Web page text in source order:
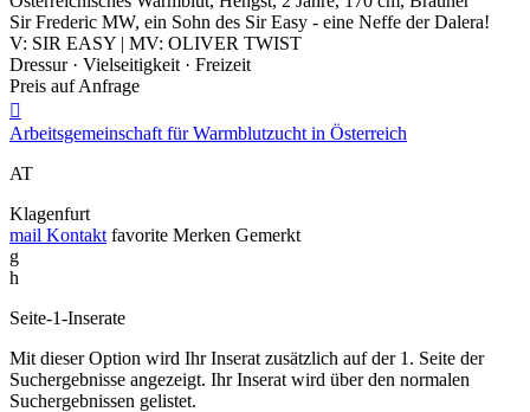
Sir Frederic MW, ein Sohn des Sir Easy - eine Neffe der Dalera!
V: SIR EASY | MV: OLIVER TWIST
Dressur · Vielseitigkeit · Freizeit
Preis auf Anfrage

Arbeitsgemeinschaft für Warmblutzucht in Österreich
AT
Klagenfurt
mail Kontakt favorite Merken Gemerkt
g
h
Seite-1-Inserate
Mit dieser Option wird Ihr Inserat zusätzlich auf der 1. Seite der
Suchergebnisse angezeigt. Ihr Inserat wird über den normalen
Suchergebnissen gelistet.